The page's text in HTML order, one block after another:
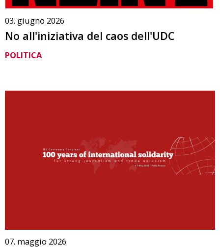
03. giugno 2026
No all'iniziativa del caos dell'UDC
POLITICA
07. maggio 2026